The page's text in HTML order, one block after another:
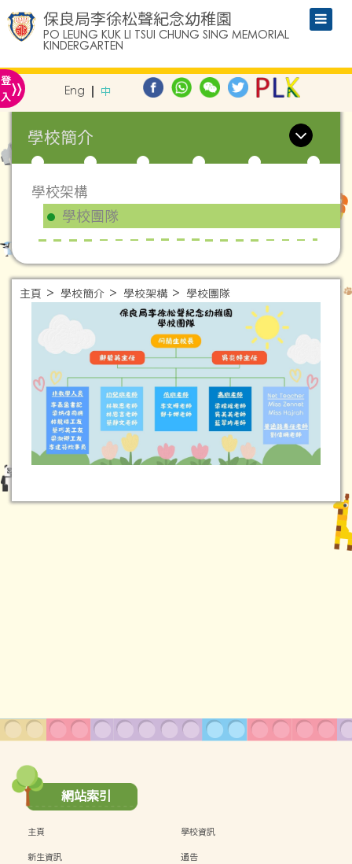
保良局李徐松聲紀念幼稚園
PO LEUNG KUK LI TSUI CHUNG SING MEMORIAL
KINDERGARTEN
登
入» Eng 中
學校簡介
學校架構
學校團隊
主頁 學校簡介 學校架構 學校團隊
網站索引
主頁
學校資訊
新生資訊
通告